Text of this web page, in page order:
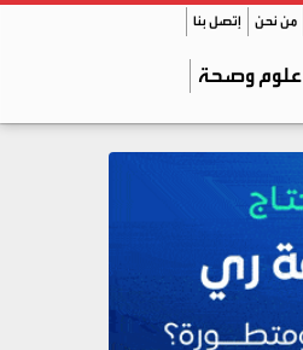
من نحن إتصل بنا
علوم وصحة